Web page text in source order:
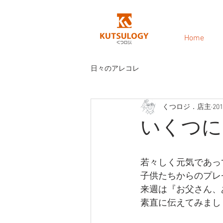
Home
日々のアレコレ
いくつ
くつロジ．店主
若々しく元気であ
子供たちからのプ
来週は『お父さん
素直に伝えてみま